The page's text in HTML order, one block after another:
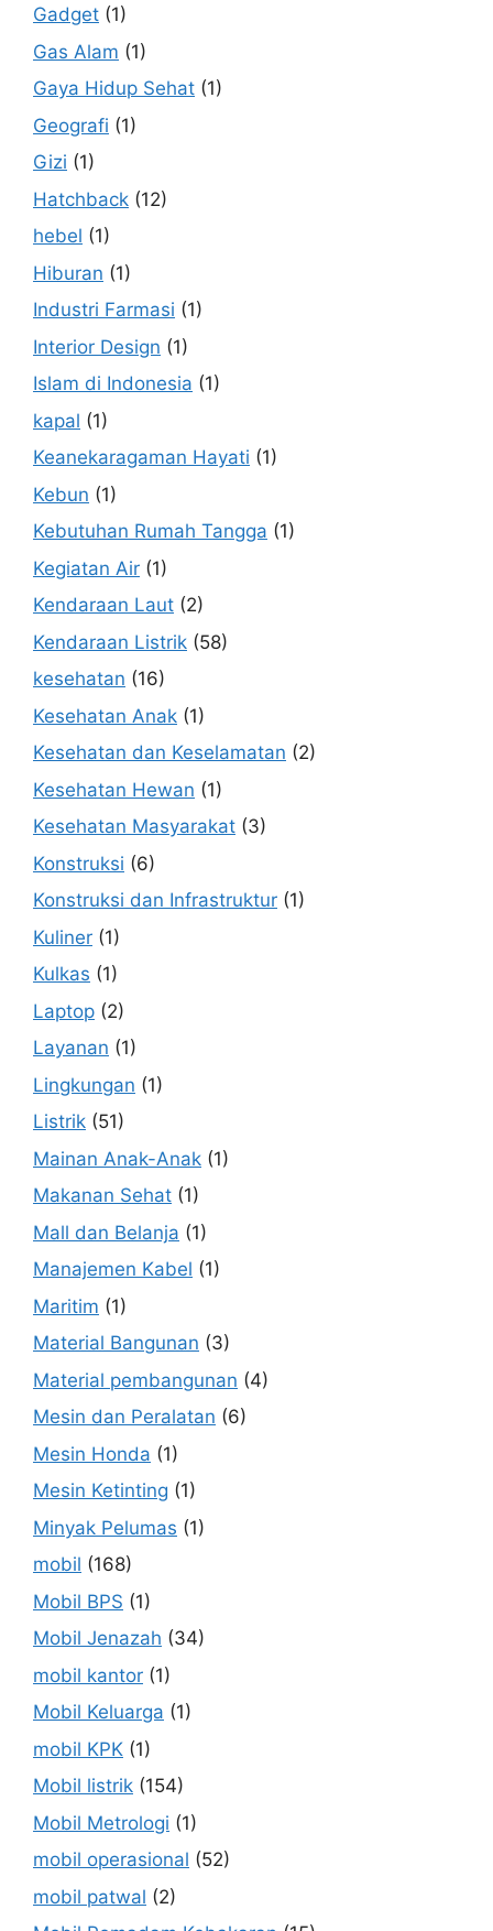
Gadget (1)
Gas Alam (1)
Gaya Hidup Sehat (1)
Geografi (1)
Gizi (1)
Hatchback (12)
hebel (1)
Hiburan (1)
Industri Farmasi (1)
Interior Design (1)
Islam di Indonesia (1)
kapal (1)
Keanekaragaman Hayati (1)
Kebun (1)
Kebutuhan Rumah Tangga (1)
Kegiatan Air (1)
Kendaraan Laut (2)
Kendaraan Listrik (58)
kesehatan (16)
Kesehatan Anak (1)
Kesehatan dan Keselamatan (2)
Kesehatan Hewan (1)
Kesehatan Masyarakat (3)
Konstruksi (6)
Konstruksi dan Infrastruktur (1)
Kuliner (1)
Kulkas (1)
Laptop (2)
Layanan (1)
Lingkungan (1)
Listrik (51)
Mainan Anak-Anak (1)
Makanan Sehat (1)
Mall dan Belanja (1)
Manajemen Kabel (1)
Maritim (1)
Material Bangunan (3)
Material pembangunan (4)
Mesin dan Peralatan (6)
Mesin Honda (1)
Mesin Ketinting (1)
Minyak Pelumas (1)
mobil (168)
Mobil BPS (1)
Mobil Jenazah (34)
mobil kantor (1)
Mobil Keluarga (1)
mobil KPK (1)
Mobil listrik (154)
Mobil Metrologi (1)
mobil operasional (52)
mobil patwal (2)